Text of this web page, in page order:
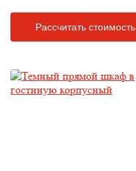
Рассчитать стоимость